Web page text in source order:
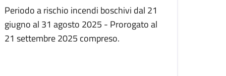
Periodo a rischio incendi boschivi dal 21
giugno al 31 agosto 2025 - Prorogato al
21 settembre 2025 compreso.